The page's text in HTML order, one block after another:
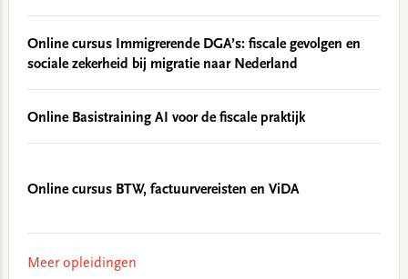
Online cursus Immigrerende DGA’s: fiscale gevolgen en
sociale zekerheid bij migratie naar Nederland
Online Basistraining AI voor de fiscale praktijk
Online cursus BTW, factuurvereisten en ViDA
Meer opleidingen